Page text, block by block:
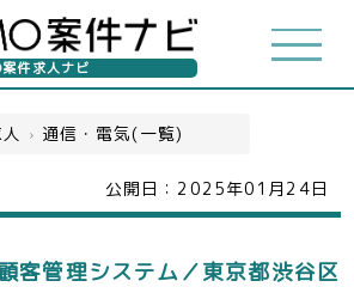
案件求人ナビ
› 通信・電気(一覧)
公開日： 2025年01月24日
客管理システム／東京都渋谷区